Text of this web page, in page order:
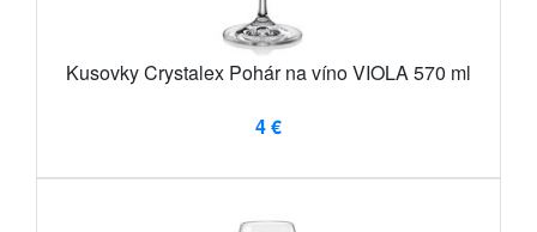
Kusovky Crystalex Pohár na víno VIOLA 570 ml
4 €